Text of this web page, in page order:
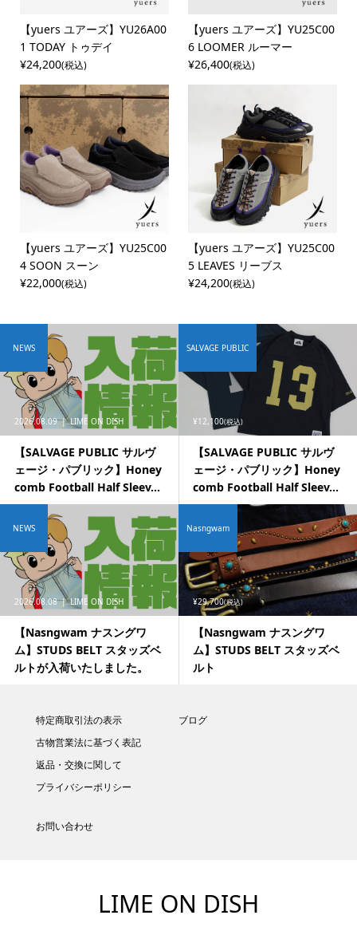
【yuers ユアーズ】YU26A00
1 TODAY トゥデイ
¥24,200(税込)
【yuers ユアーズ】YU25C00
6 LOOMER ルーマー
¥26,400(税込)
【yuers ユアーズ】YU25C00
4 SOON スーン
¥22,000(税込)
【yuers ユアーズ】YU25C00
5 LEAVES リーブス
¥24,200(税込)
2026.08.09 LIME ON DISH
【SALVAGE PUBLIC サルヴ
ェージ・パブリック】Honey
comb Football Half Sleev...
NEWS
¥12,100(税込)
【SALVAGE PUBLIC サルヴ
ェージ・パブリック】Honey
comb Football Half Sleev...
SALVAGE PUBLIC
2026.08.08 LIME ON DISH
【Nasngwam ナスングワ
ム】STUDS BELT スタッズベ
ルトが入荷いたしました。
NEWS
¥29,700(税込)
【Nasngwam ナスングワ
ム】STUDS BELT スタッズベ
ルト
Nasngwam
特定商取引法の表示
古物営業法に基づく表記
返品・交換に関して
プライバシーポリシー
ブログ
お問い合わせ
LIME ON DISH